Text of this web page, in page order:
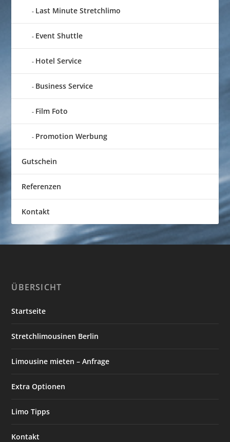
Last Minute Stretchlimo
Event Shuttle
Hotel Service
Business Service
Film Foto
Promotion Werbung
Gutschein
Referenzen
Kontakt
ÜBERSICHT
Startseite
Stretchlimousinen Berlin
Limousine mieten – Anfrage
Extra Optionen
Limo Tipps
Kontakt